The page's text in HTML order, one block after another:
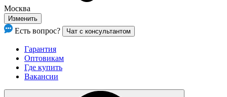
Москва
Изменить
Есть вопрос? Чат с консультантом
Гарантия
Оптовикам
Где купить
Вакансии